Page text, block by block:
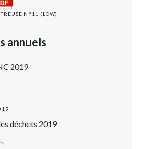
N°11 (LOW)
annuels
2019
déchets 2019